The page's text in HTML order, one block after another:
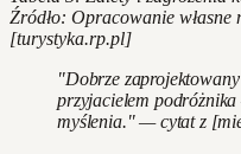
Źródło: Opracowanie własne
[turystyka.rp.pl]
"Dobrze
przyjacielem podróżnika
myślenia." — cytat z